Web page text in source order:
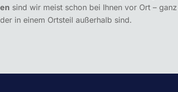
sind wir meist schon bei Ihnen vor Ort – ganz
in einem Ortsteil außerhalb sind.